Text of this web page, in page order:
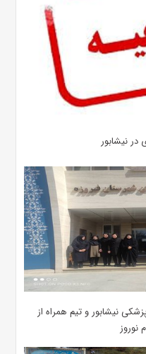
نیشابور
نیشابور و تیم همراه از
نوروز